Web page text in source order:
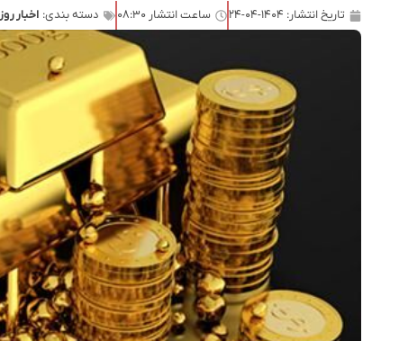
تاریخ انتشار: ۱۴۰۴-۰۴-۲۴ ساعت انتشار ۰۸:۳۰ دسته بندی: اخبار روز